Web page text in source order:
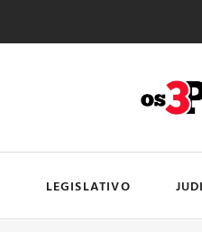
LEGISLATIVO